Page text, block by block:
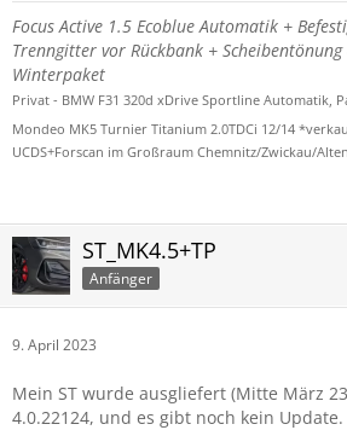
Focus Active 1.5 Ecoblue Automatik +
Trenngitter vor Rückbank + Scheibentönung
Winterpaket
Privat - BMW F31 320d xDrive Sportline Automatik,
Mondeo MK5 Turnier Titanium 2.0TDCi 12/14
UCDS+Forscan im Großraum Chemnitz/Zwickau/
ST_MK4.5+TP
Anfänger
9. April 2023
Mein ST wurde ausgliefert (Mitte März
4.0.22124, und es gibt noch kein Update.